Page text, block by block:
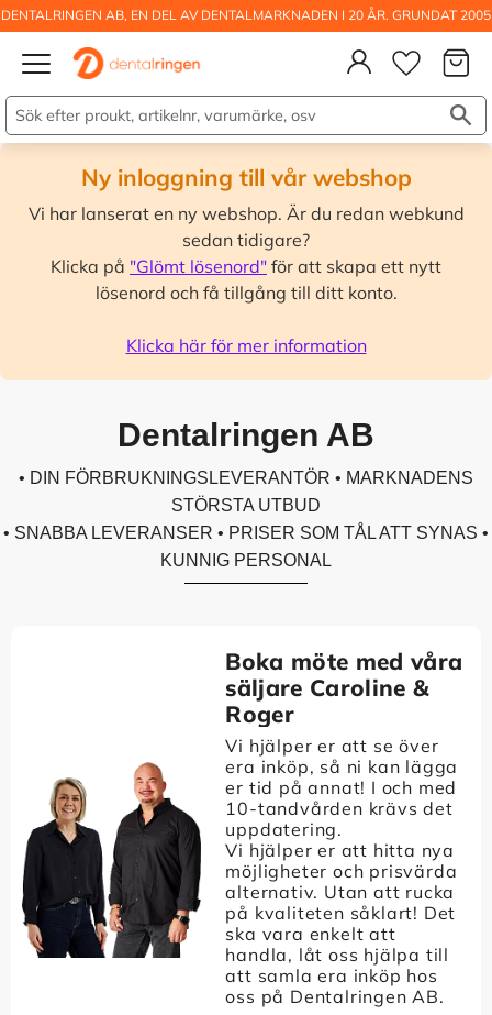
DENTALRINGEN AB, EN DEL AV DENTALMARKNADEN I 20 ÅR. GRUNDAT 2005
Ny inloggning till vår webshop
Vi har lanserat en ny webshop. Är du redan webkund
sedan tidigare?
Klicka på "Glömt lösenord" för att skapa ett nytt
lösenord och få tillgång till ditt konto.
Klicka här för mer information
Dentalringen AB
• DIN FÖRBRUKNINGSLEVERANTÖR • MARKNADENS
STÖRSTA UTBUD
• SNABBA LEVERANSER • PRISER SOM TÅL ATT SYNAS •
KUNNIG PERSONAL
Boka möte med våra
säljare Caroline &
Roger
Vi hjälper er att se över
era inköp, så ni kan lägga
er tid på annat! I och med
10-tandvården krävs det
uppdatering.
Vi hjälper er att hitta nya
möjligheter och prisvärda
alternativ. Utan att rucka
på kvaliteten såklart! Det
ska vara enkelt att
handla, låt oss hjälpa till
att samla era inköp hos
oss på Dentalringen AB.